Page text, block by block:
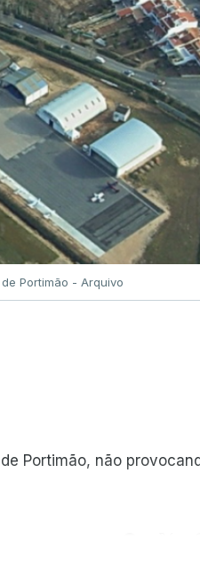
Portimão - Arquivo
Portimão, não